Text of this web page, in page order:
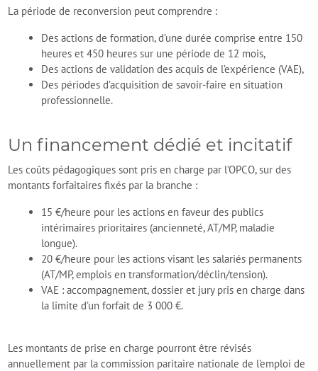
La période de reconversion peut comprendre :
Des actions de formation, d’une durée comprise entre 150
heures et 450 heures sur une période de 12 mois,
Des actions de validation des acquis de l’expérience (VAE),
Des périodes d’acquisition de savoir-faire en situation
professionnelle.
Un financement dédié et incitatif
Les coûts pédagogiques sont pris en charge par l’OPCO, sur des
montants forfaitaires fixés par la branche :
15 €/heure pour les actions en faveur des publics
intérimaires prioritaires (ancienneté, AT/MP, maladie
longue).
20 €/heure pour les actions visant les salariés permanents
(AT/MP, emplois en transformation/déclin/tension).
VAE : accompagnement, dossier et jury pris en charge dans
la limite d’un forfait de 3 000 €.
Les montants de prise en charge pourront être révisés
annuellement par la commission paritaire nationale de l'emploi de